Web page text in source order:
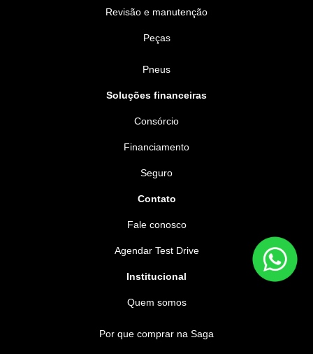
Revisão e manutenção
Peças
Pneus
Soluções financeiras
Consórcio
Financiamento
Seguro
Contato
Fale conosco
Agendar Test Drive
Institucional
Quem somos
Por que comprar na Saga